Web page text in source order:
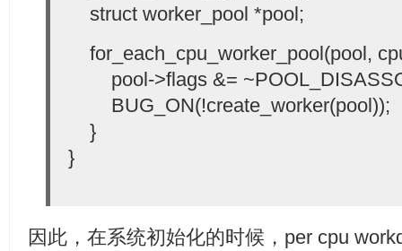
struct worker_pool *pool;
for_each_cpu_worker_pool(pool,
pool->flags &=
BUG_ON(!create_worker(pool));
}
}
因此，在系统初始化的时候，per cpu